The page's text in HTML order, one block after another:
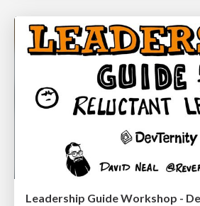
Leadership Guide Workshop -